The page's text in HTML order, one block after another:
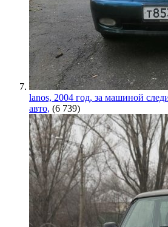
lanos, 2004 год, за машиной
авто, (6 739)